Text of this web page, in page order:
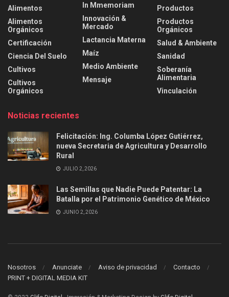
Alimentos
Alimentos
Orgánicos
Certificación
Ciencia Del Suelo
Cultivos
Cultivos
Orgánicos
In Mmemoriam
Innovación &
Mercado
Lactancia Materna
Maíz
Medio Ambiente
Mensaje
Productos
Productos
Orgánicos
Salud & Ambiente
Sanidad
Soberanía
Alimentaria
Vinculación
Noticias recientes
Felicitación: Ing. Columba López Gutiérrez,
nueva Secretaria de Agricultura y Desarrollo
Rural
JULIO 2, 2026
Las Semillas que Nadie Puede Patentar: La
Batalla por el Patrimonio Genético de México
JUNIO 2, 2026
Nosotros Anunciate Aviso de privacidad
Contacto
PRINT + DIGITAL MEDIA KIT